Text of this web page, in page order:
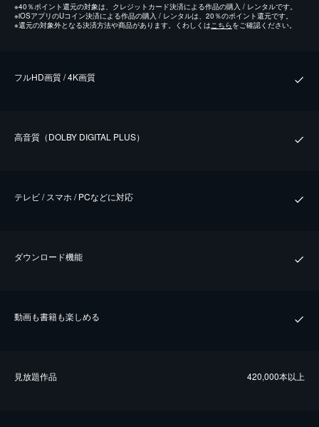
※40％ポイント還元の対象は、クレジットカード決済による作品の購入 / レンタルです。
※iOSアプリのUコイン決済による作品の購入 / レンタルは、20％のポイント還元です。
※還元の対象外となる決済方法や商品があります。くわしくは こちらをご確認ください。
フルHD画質 / 4K画質
⾼⾳質（DOLBY DIGITAL PLUS）
テレビ / スマホ / PCなどに対応
ダウンロード機能
動画も書籍も楽しめる
⾒放題作品 420,000本以上